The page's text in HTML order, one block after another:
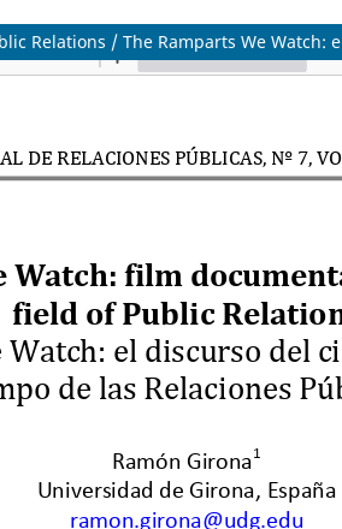
Relations / The Ramparts We